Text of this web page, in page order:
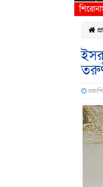
অনুষ্ঠানের প্রামাণ্যচিত্রে